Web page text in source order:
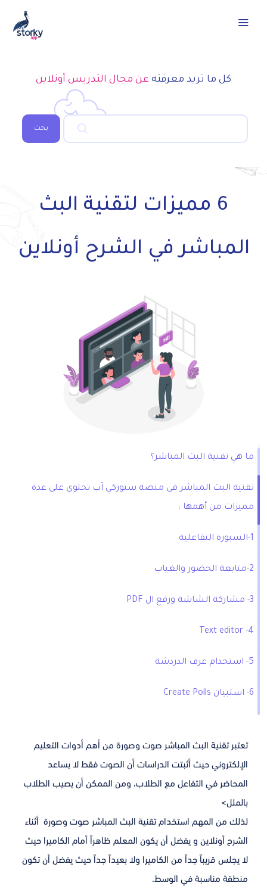
كل ما تريد معرفته عن مجال التدريس أونلاين
بحث
6 مميزات لتقنية البث
المباشر في الشرح أونلاين
ما هي تقنية البث المباشر؟
تقنية البث المباشر في منصة ستوركي آب تحتوي على عدة
مميزات من أهمها :
1-السبورة التفاعلية
2-متابعة الحضور والغياب
3- مشاركة الشاشة ورفع ال PDF
4- Text editor
5- استخدام غرف الدردشة
6- استبيان Create Polls
تعتبر تقنية البث المباشر صوت وصورة من أهم أدوات التعليم
الإلكتروني حيث أثبتت الدراسات أن الصوت فقط لا يساعد
المحاضر في التفاعل مع الطلاب، ومن الممكن أن يصيب الطلاب
بالملل>
لذلك من المهم استخدام تقنية البث المباشر صوت وصورة أثناء
الشرح أونلاين و يفضل أن يكون المعلم ظاهراً أمام الكاميرا حيث
لا يجلس قريباً جداً من الكاميرا ولا بعيداً جداً حيث يفضل أن تكون
منطقة مناسبة في الوسط.